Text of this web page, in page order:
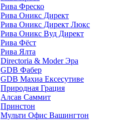
Рива Фреско
Рива Оникс Директ
Рива Оникс Директ Люкс
Рива Оникс Вуд Директ
Рива Фёст
Рива Ялта
Directoria & Moder Эра
GDB Фабер
GDB Махиа Ексесутиве
Природная Грация
Алсав Саммит
Принстон
Мульти Офис Вашингтон